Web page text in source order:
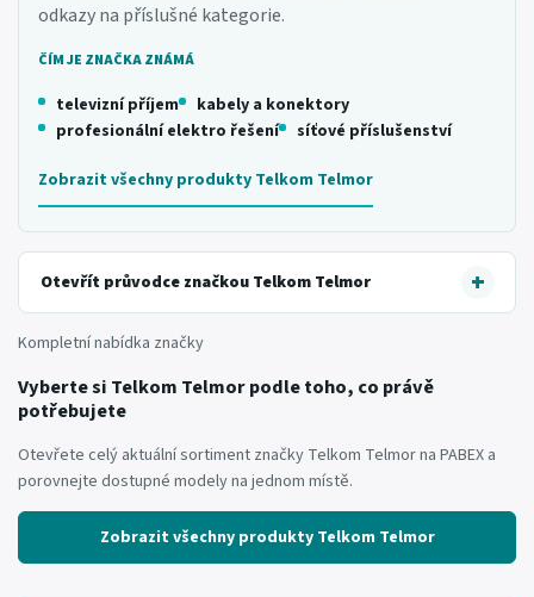
odkazy na příslušné kategorie.
ČÍM JE ZNAČKA ZNÁMÁ
televizní příjem
kabely a konektory
profesionální elektro řešení
síťové příslušenství
Zobrazit všechny produkty Telkom Telmor
Otevřít průvodce značkou Telkom Telmor
Kompletní nabídka značky
Vyberte si Telkom Telmor podle toho, co právě
potřebujete
Otevřete celý aktuální sortiment značky Telkom Telmor na PABEX a
porovnejte dostupné modely na jednom místě.
Zobrazit všechny produkty Telkom Telmor